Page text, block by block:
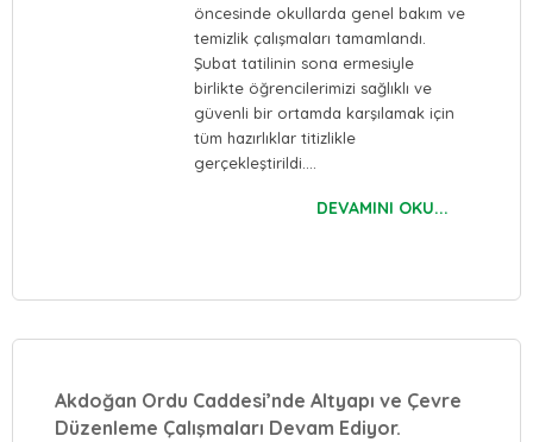
öncesinde okullarda genel bakım ve
temizlik çalışmaları tamamlandı.
Şubat tatilinin sona ermesiyle
birlikte öğrencilerimizi sağlıklı ve
güvenli bir ortamda karşılamak için
tüm hazırlıklar titizlikle
gerçekleştirildi.…
DEVAMINI OKU...
Akdoğan Ordu Caddesi’nde Altyapı ve Çevre
Düzenleme Çalışmaları Devam Ediyor.